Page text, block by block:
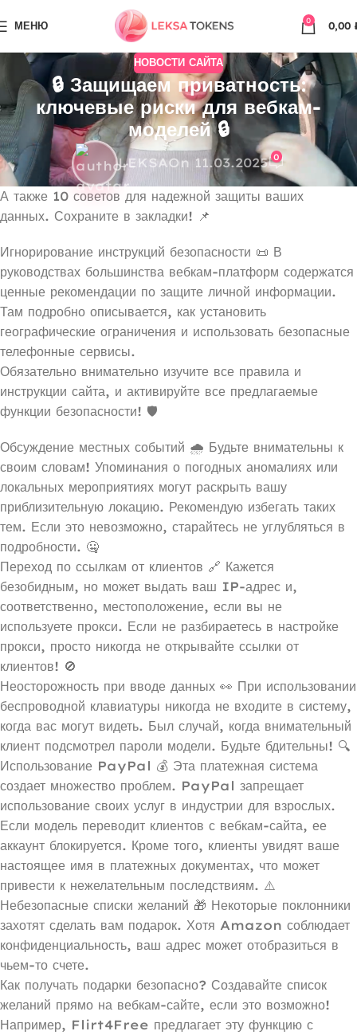
МЕНЮ 0 0,00
НОВОСТИ САЙТА
🔒 Защищаем приватность:
ключевые риски для вебкам-
моделей 🔒
LEKSAOn 11.03.2025 0
А также 10 советов для надежной защиты ваших
данных. Сохраните в закладки! 📌
Игнорирование инструкций безопасности 📜 В
руководствах большинства вебкам-платформ содержатся
ценные рекомендации по защите личной информации.
Там подробно описывается, как установить
географические ограничения и использовать безопасные
телефонные сервисы.
Обязательно внимательно изучите все правила и
инструкции сайта, и активируйте все предлагаемые
функции безопасности! 🛡️
Обсуждение местных событий 🌧️ Будьте внимательны к
своим словам! Упоминания о погодных аномалиях или
локальных мероприятиях могут раскрыть вашу
приблизительную локацию. Рекомендую избегать таких
тем. Если это невозможно, старайтесь не углубляться в
подробности. 🤐
Переход по ссылкам от клиентов 🔗 Кажется
безобидным, но может выдать ваш IP-адрес и,
соответственно, местоположение, если вы не
используете прокси. Если не разбираетесь в настройке
прокси, просто никогда не открывайте ссылки от
клиентов! 🚫
Неосторожность при вводе данных 👀 При использовании
беспроводной клавиатуры никогда не входите в систему,
когда вас могут видеть. Был случай, когда внимательный
клиент подсмотрел пароли модели. Будьте бдительны! 🔍
Использование PayPal 💰 Эта платежная система
создает множество проблем. PayPal запрещает
использование своих услуг в индустрии для взрослых.
Если модель переводит клиентов с вебкам-сайта, ее
аккаунт блокируется. Кроме того, клиенты увидят ваше
настоящее имя в платежных документах, что может
привести к нежелательным последствиям. ⚠️
Небезопасные списки желаний 🎁 Некоторые поклонники
захотят сделать вам подарок. Хотя Amazon соблюдает
конфиденциальность, ваш адрес может отобразиться в
чьем-то счете.
Как получать подарки безопасно? Создавайте список
желаний прямо на вебкам-сайте, если это возможно!
Например, Flirt4Free предлагает эту функцию с